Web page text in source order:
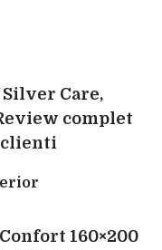
Care,
complet
clienti
160×200